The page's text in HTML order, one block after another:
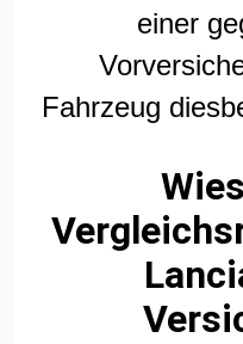
einer
Fahrzeug